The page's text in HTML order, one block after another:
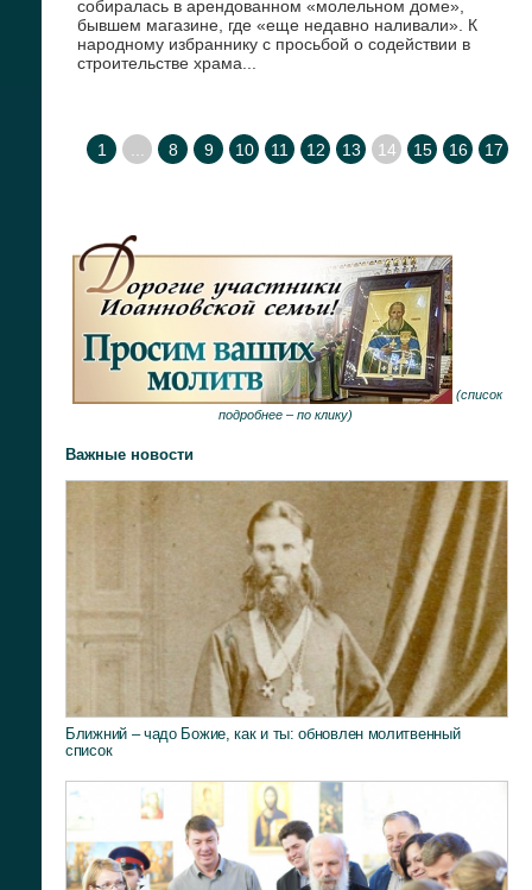
собиралась в арендованном «молельном доме»,
бывшем магазине, где «еще недавно наливали». К
народному избраннику с просьбой о содействии в
строительстве храма...
1 8 9 10 11 12 13 14 15 16 17
(список
подробнее – по клику)
Важные новости
Ближний – чадо Божие, как и ты: обновлен молитвенный
список